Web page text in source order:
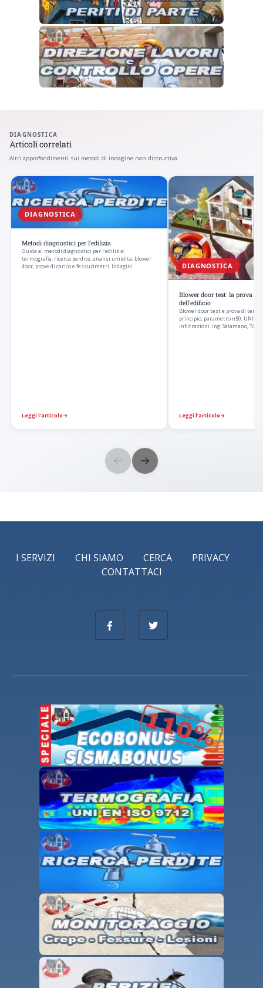
DIAGNOSTICA
Articoli correlati
Altri approfondimenti sui metodi di indagine non distruttiva.
DIAGNOSTICA
Metodi diagnostici per l'edilizia
Guida ai metodi diagnostici per l'edilizia:
termografia, ricerca perdite, analisi umidita, blower
door, prove di carico e fessurimetri. Indagini
Leggi l’articolo→
DIAGNOSTICA
Blower door test: la prova di
dell'edificio
Blower door test e prova di
principio, parametro n50, UNI EN
infiltrazioni. Ing. Salamano,
Leggi l’articolo→
← →
I SERVIZI CHI SIAMO CERCA
PRIVACY
CONTATTACI